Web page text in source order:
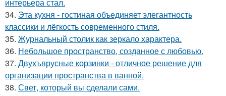
34. Эта кухня - гостиная объединяет элегантность
классики и лёгкость современного стиля.
35. Журнальный столик как зеркало характера.
36. Небольшое пространство, созданное с любовью.
37. Двухъярусные корзинки - отличное решение для
организации пространства в ванной.
38. Свет, который вы сделали сами.